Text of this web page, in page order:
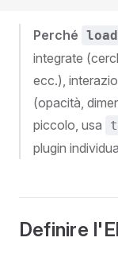
Perché
integrate
ecc.),
(opacità,
piccolo, usa
plugin
Definire